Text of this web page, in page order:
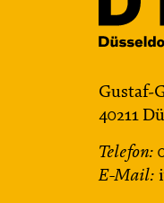
Gustaf-
40211
Telefon:
E-Mail: